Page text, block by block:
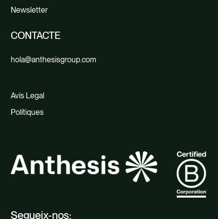
Segueix-nos:
Newsletter
CONTACTE
hola@anthesisgroup.com
Avís Legal
Polítiques